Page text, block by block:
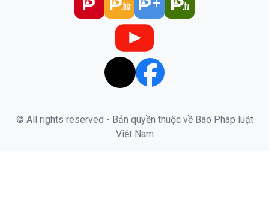
© All rights reserved - Bản quyền thuộc về Báo Pháp luật